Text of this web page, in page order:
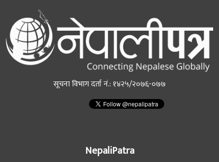
सूचना विभाग दर्ता नं.: १४२५/२०७६-०७७
NepaliPatra